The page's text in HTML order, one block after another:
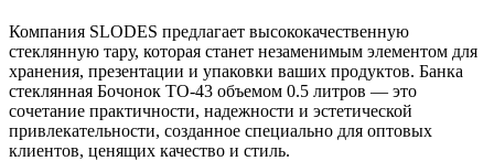
Компания SLODES предлагает высококачественную
стеклянную тару, которая станет незаменимым элементом для
хранения, презентации и упаковки ваших продуктов. Банка
стеклянная Бочонок ТО-43 объемом 0.5 литров — это
сочетание практичности, надежности и эстетической
привлекательности, созданное специально для оптовых
клиентов, ценящих качество и стиль.